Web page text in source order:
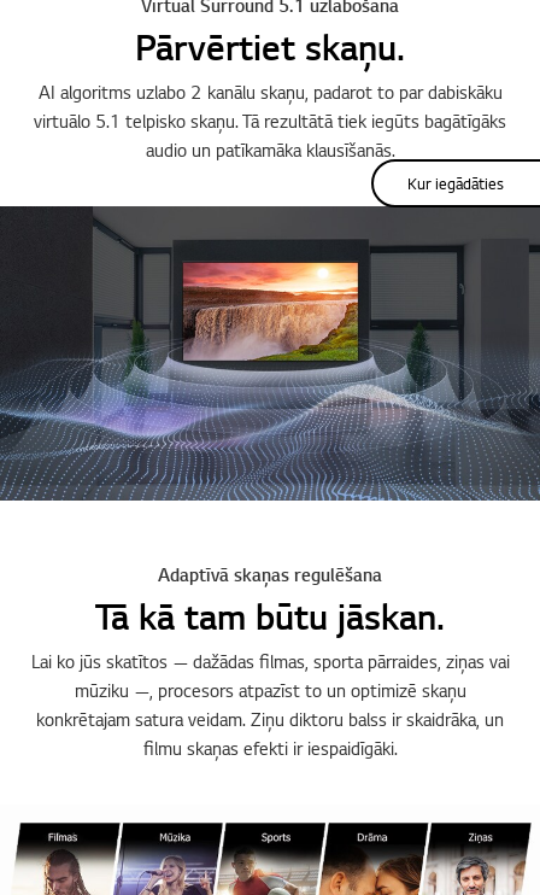
Virtual Surround 5.1 uzlabošana
Pārvērtiet skaņu.
AI algoritms uzlabo 2 kanālu skaņu, padarot to par dabiskāku
virtuālo 5.1 telpisko skaņu. Tā rezultātā tiek iegūts bagātīgāks
audio un patīkamāka klausīšanās.
Adaptīvā skaņas regulēšana
Tā kā tam būtu jāskan.
Lai ko jūs skatītos — dažādas filmas, sporta pārraides, ziņas vai
mūziku —, procesors atpazīst to un optimizē skaņu
konkrētajam satura veidam. Ziņu diktoru balss ir skaidrāka, un
filmu skaņas efekti ir iespaidīgāki.
Kur iegādāties